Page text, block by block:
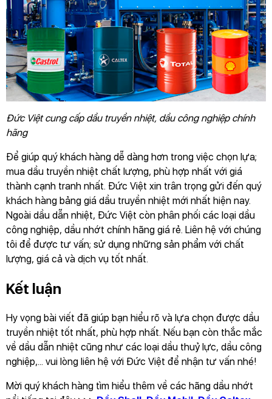
Đức Việt cung cấp dầu truyền nhiệt, dầu công nghiệp chính
hãng
Để giúp quý khách hàng dễ dàng hơn trong việc chọn lựa;
mua dầu truyền nhiệt chất lượng, phù hợp nhất với giá
thành cạnh tranh nhất. Đức Việt xin trân trọng gửi đến quý
khách hàng bảng giá dầu truyền nhiệt mới nhất hiện nay.
Ngoài dầu dẫn nhiệt, Đức Việt còn phân phối các loại dầu
công nghiệp, dầu nhớt chính hãng giá rẻ. Liên hệ với chúng
tôi để được tư vấn; sử dụng những sản phẩm với chất
lượng, giá cả và dịch vụ tốt nhất.
Kết luận
Hy vọng bài viết đã giúp bạn hiểu rõ và lựa chọn được dầu
truyền nhiệt tốt nhất, phù hợp nhất. Nếu bạn còn thắc mắc
về dầu dẫn nhiệt cũng như các loại dầu thuỷ lực, dầu công
nghiệp,... vui lòng liên hệ với Đức Việt để nhận tư vấn nhé!
Mời quý khách hàng tìm hiểu thêm về các hãng dầu nhớt